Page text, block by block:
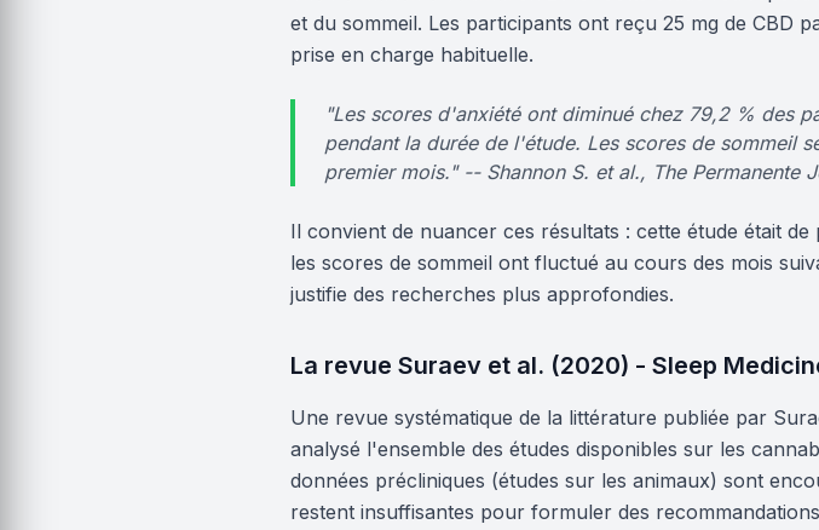
et du sommeil. Les participants ont reçu 25 mg de CBD
prise en charge habituelle.
"Les scores d'anxiété ont diminué chez 79,2 % des
pendant la durée de l'étude. Les scores de sommeil
premier mois." -- Shannon S. et al., The Permanente
Il convient de nuancer ces résultats : cette étude était
les scores de sommeil ont fluctué au cours des mois
justifie des recherches plus approfondies.
La revue Suraev et al. (2020) - Sleep
Une revue systématique de la littérature publiée par
analysé l'ensemble des études disponibles sur les
données précliniques (études sur les animaux) sont
restent insuffisantes pour formuler des